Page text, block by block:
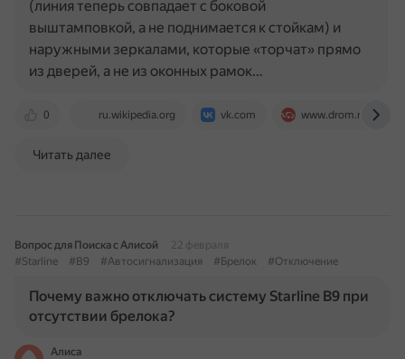
0 ru.wikipedia.org vk.com www.drom.ru
(линия теперь совпадает с боковой
выштамповкой, а не поднимается к стойкам) и
наружными зеркалами, которые «торчат» прямо
из дверей, а не из оконных рамок…
Читать далее
Вопрос для Поиска с Алисой
22 февраля
#Starline
#B9 #Автосигнализация #Брелок #Отключение
Почему важно отключать систему Starline B9 при
отсутствии брелока?
Алиса